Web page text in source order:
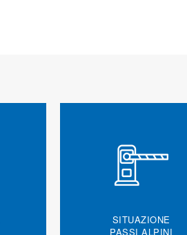
SITUAZIONE
PASSI ALPINI